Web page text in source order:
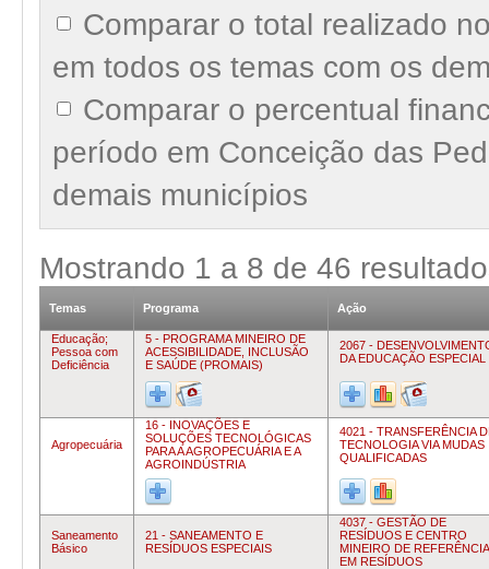
Comparar o total realizado
em todos os temas com os
Comparar o percentual
período em Conceição das
demais municípios
Mostrando 1 a 8 de 46
Temas Programa Ação
Educação;
Pessoa com
Deficiência
5 - PROGRAMA MINEIRO DE
ACESSIBILIDADE, INCLUSÃO
E SAÚDE (PROMAIS)
2067 -
DA EDUCAÇÃO ESPECIAL
Agropecuária
16 - INOVAÇÕES E
SOLUÇÕES TECNOLÓGICAS
PARA A AGROPECUÁRIA E A
AGROINDÚSTRIA
4021 - TRANSFERÊNCIA
TECNOLOGIA VIA MUDAS
QUALIFICADAS
Saneamento
Básico
21 - SANEAMENTO E
RESÍDUOS ESPECIAIS
4037 - GESTÃO DE
RESÍDUOS E CENTRO
MINEIRO DE REFERÊNCIA
EM RESÍDUOS